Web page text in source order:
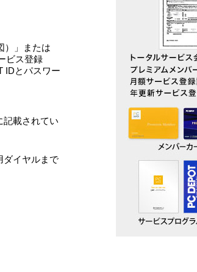
）」または
ビス登録
IDとパスワー
記載されてい
ダイヤルまで